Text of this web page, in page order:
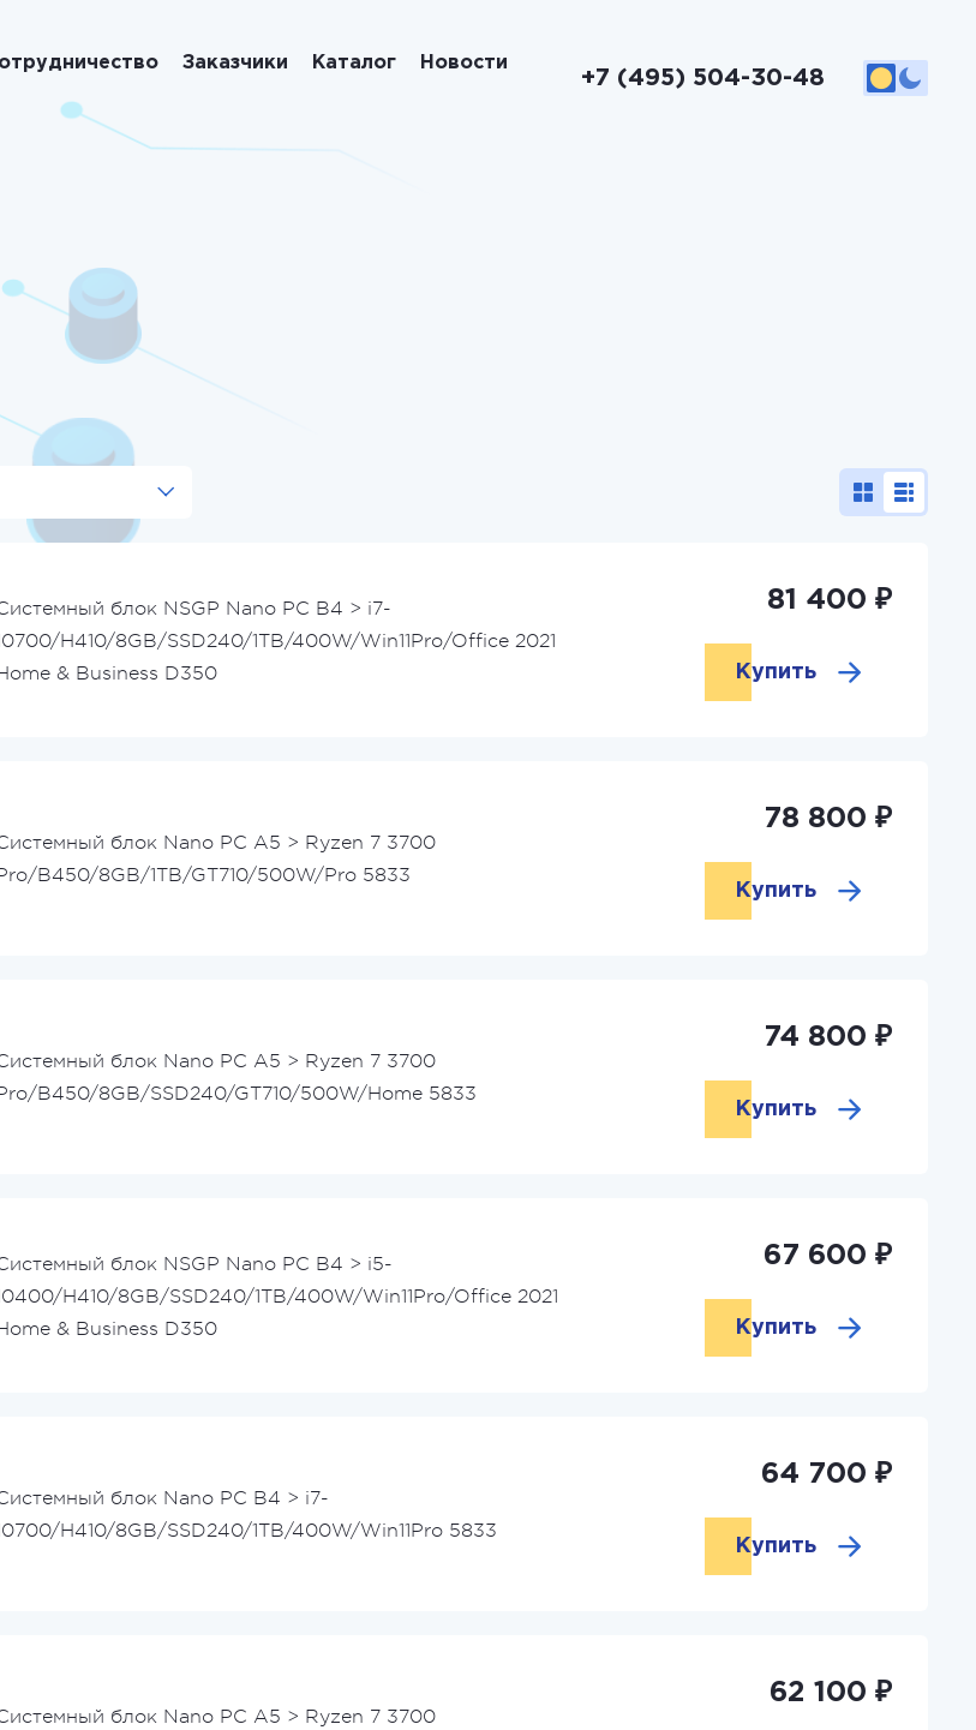
Заказчики Каталог
Новости
+7 (495) 504-30-48
блок NSGP Nano PC B4 > i7-
H410/8GB/SSD240/1TB/400W/Win11Pro/Office 2021
& Business D350
81 400 ₽
Купить
блок Nano PC A5 > Ryzen 7 3700
B450/8GB/1TB/GT710/500W/Pro 5833
78 800 ₽
Купить
блок Nano PC A5 > Ryzen 7 3700
B450/8GB/SSD240/GT710/500W/Home 5833
74 800 ₽
Купить
блок NSGP Nano PC B4 > i5-
H410/8GB/SSD240/1TB/400W/Win11Pro/Office 2021
& Business D350
67 600 ₽
Купить
блок Nano PC B4 > i7-
H410/8GB/SSD240/1TB/400W/Win11Pro 5833
64 700 ₽
Купить
блок Nano PC A5 > Ryzen 7 3700
62 100 ₽